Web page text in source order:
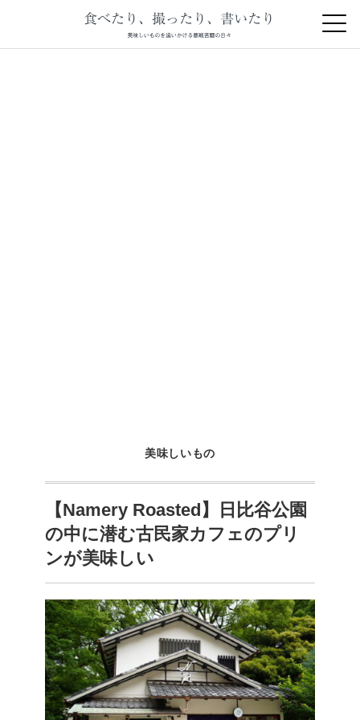
美味しいもの
【Namery Roasted】日比谷公園
の中に潜む古民家カフェのプリ
ンが美味しい